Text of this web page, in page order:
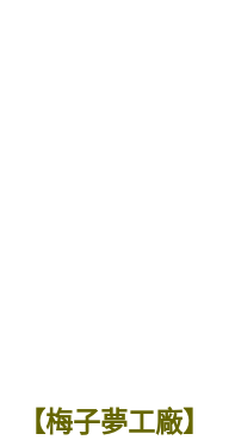
【梅子夢工廠】